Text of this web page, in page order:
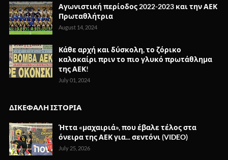
Αγωνιστική περίοδος 2022-2023 και την ΑΕΚ
Πρωταθλήτρια
August 14, 2024
Κάθε αρχή και δύσκολη, το ζόρικο
καλοκαίρι πριν το πιο γλυκό πρωτάθλημα
της ΑΕΚ!
July 01, 2024
ΔΙΚΕΦΑΛΗ ΙΣΤΟΡΙΑ
Ήττα «μαχαιριά», που έβαλε τέλος στα
όνειρα της ΑΕΚ για... σεντόνι (VIDEO)
July 25, 2026